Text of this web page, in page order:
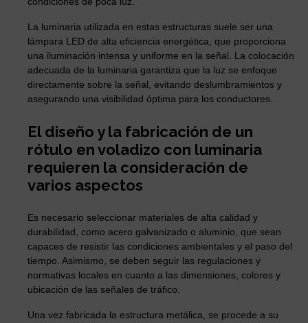
La luminaria utilizada en estas estructuras suele ser una
lámpara LED de alta eficiencia energética, que proporciona
una iluminación intensa y uniforme en la señal. La colocación
adecuada de la luminaria garantiza que la luz se enfoque
directamente sobre la señal, evitando deslumbramientos y
asegurando una visibilidad óptima para los conductores.
El diseño y la fabricación de un
rótulo en voladizo con luminaria
requieren la consideración de
varios aspectos
Es necesario seleccionar materiales de alta calidad y
durabilidad, como acero galvanizado o aluminio, que sean
capaces de resistir las condiciones ambientales y el paso del
tiempo. Asimismo, se deben seguir las regulaciones y
normativas locales en cuanto a las dimensiones, colores y
ubicación de las señales de tráfico.
Una vez fabricada la estructura metálica, se procede a su